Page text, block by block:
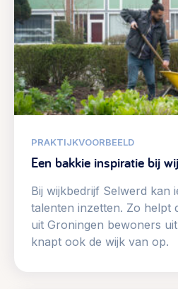
PRAKTIJKVOORBEELD
Een bakkie inspiratie bij
Bij wijkbedrijf Selwerd kan
talenten inzetten. Zo helpt
uit Groningen bewoners
knapt ook de wijk van op.